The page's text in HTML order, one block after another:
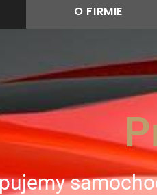
O FIRMIE